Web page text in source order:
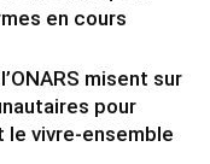
en cours
misent sur
pour
vivre-ensemble